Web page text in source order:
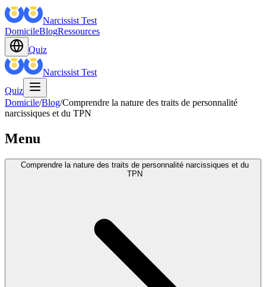
Narcissist Test
DomicileBlogRessources
Quiz
Narcissist Test
Quiz
Domicile/Blog/Comprendre la nature des traits de personnalité
narcissiques et du TPN
Menu
Comprendre la nature des traits de personnalité narcissiques et du
TPN